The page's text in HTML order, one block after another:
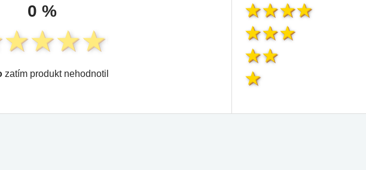
0 %
zatím produkt nehodnotil